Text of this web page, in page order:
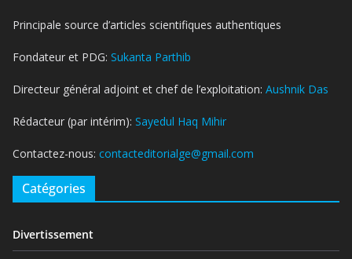
Principale source d’articles scientifiques authentiques
Fondateur et PDG: Sukanta Parthib
Directeur général adjoint et chef de l’exploitation: Aushnik Das
Rédacteur (par intérim): Sayedul Haq Mihir
Contactez-nous: contacteditorialge@gmail.com
Catégories
Divertissement